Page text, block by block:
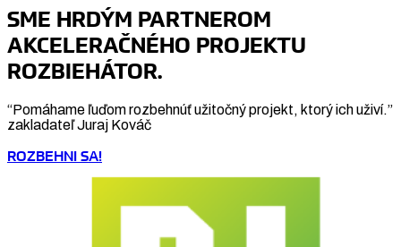
SME HRDÝM PARTNEROM
AKCELERAČNÉHO PROJEKTU
ROZBIEHÁTOR.
“Pomáhame ľuďom rozbehnúť užitočný projekt, ktorý ich uživí.”
zakladateľ Juraj Kováč
ROZBEHNI SA!